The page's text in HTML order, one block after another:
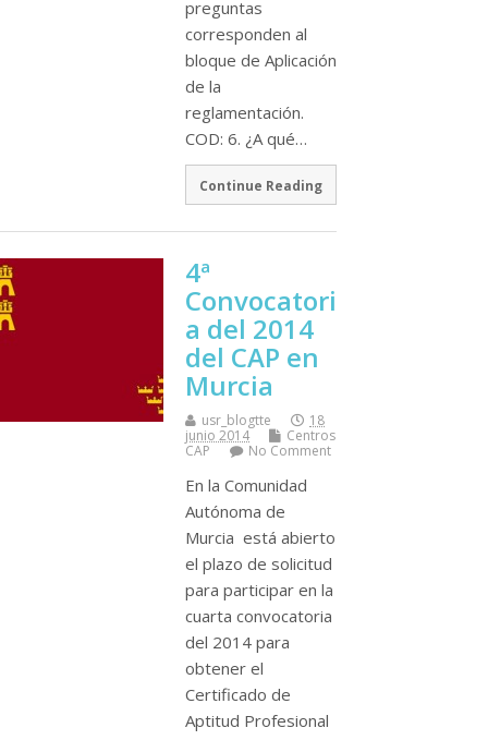
preguntas
corresponden al
bloque de Aplicación
de la
reglamentación.
COD: 6. ¿A qué…
Continue Reading
4ª
Convocatori
a del 2014
del CAP en
Murcia
usr_blogtte
18
junio 2014
Centros
CAP
No Comment
En la Comunidad
Autónoma de
Murcia está abierto
el plazo de solicitud
para participar en la
cuarta convocatoria
del 2014 para
obtener el
Certificado de
Aptitud Profesional